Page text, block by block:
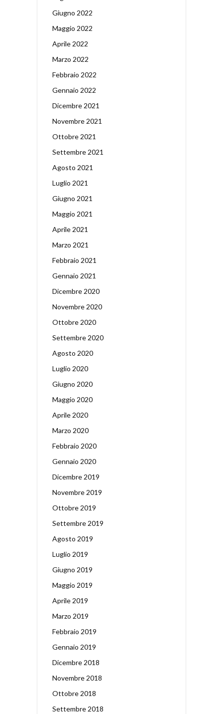
Giugno 2022
Maggio 2022
Aprile 2022
Marzo 2022
Febbraio 2022
Gennaio 2022
Dicembre 2021
Novembre 2021
Ottobre 2021
Settembre 2021
Agosto 2021
Luglio 2021
Giugno 2021
Maggio 2021
Aprile 2021
Marzo 2021
Febbraio 2021
Gennaio 2021
Dicembre 2020
Novembre 2020
Ottobre 2020
Settembre 2020
Agosto 2020
Luglio 2020
Giugno 2020
Maggio 2020
Aprile 2020
Marzo 2020
Febbraio 2020
Gennaio 2020
Dicembre 2019
Novembre 2019
Ottobre 2019
Settembre 2019
Agosto 2019
Luglio 2019
Giugno 2019
Maggio 2019
Aprile 2019
Marzo 2019
Febbraio 2019
Gennaio 2019
Dicembre 2018
Novembre 2018
Ottobre 2018
Settembre 2018